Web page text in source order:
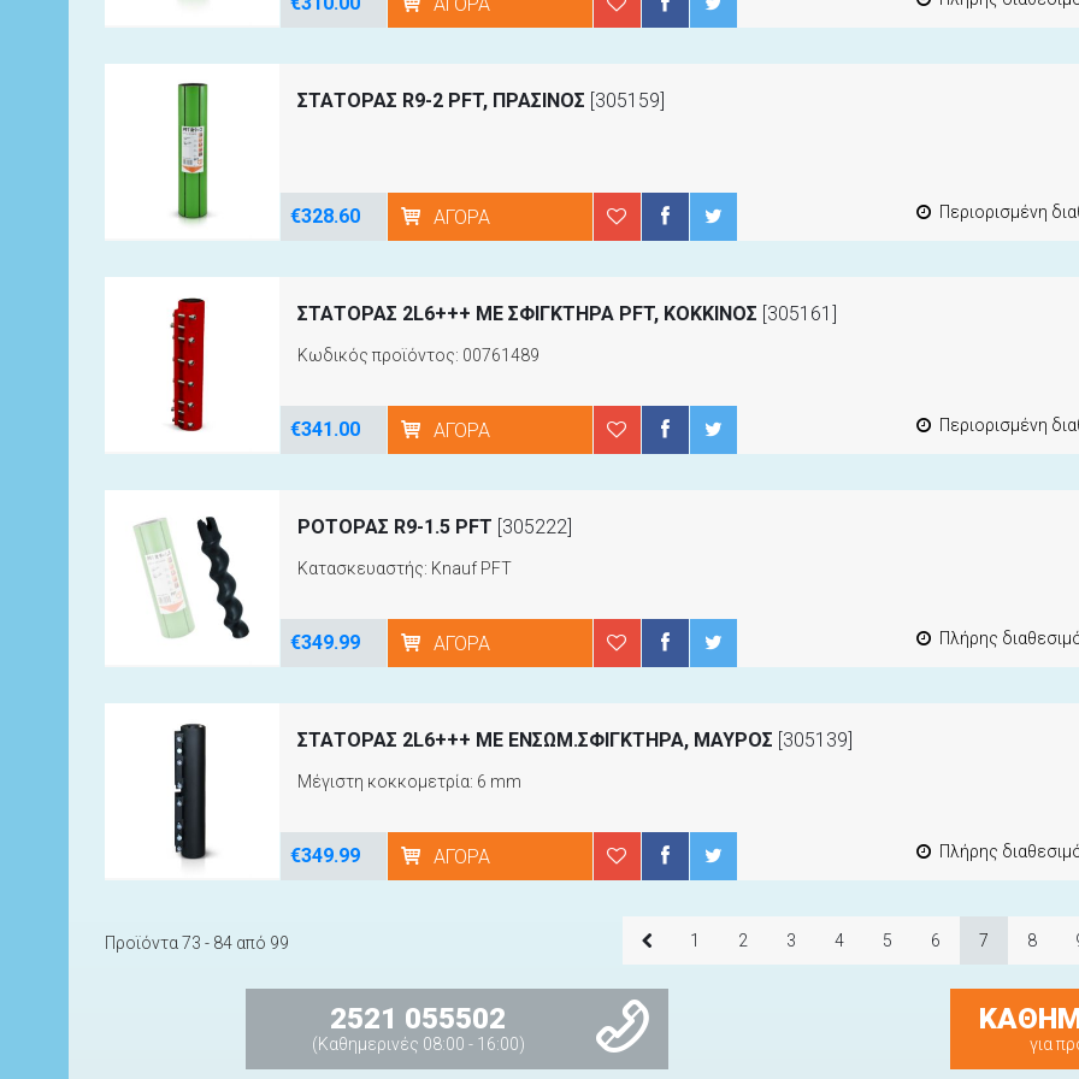
ΣΤΑΤΟΡΑΣ R9-2 PFT, ΠΡΑΣΙΝΟΣ [305159]
€328.60 ΑΓΟΡΆ Περιορισμένη
ΣΤΑΤΟΡΑΣ 2L6+++ ΜΕ ΣΦΙΓΚΤΗΡΑ PFT, ΚΟΚΚΙΝΟΣ [305161]
Κωδικός προϊόντος: 00761489
€341.00 ΑΓΟΡΆ Περιορισμένη
ΡΟΤΟΡΑΣ R9-1.5 PFT [305222]
Κατασκευαστής: Knauf PFT
€349.99 ΑΓΟΡΆ Πλήρης
ΣΤΑΤΟΡΑΣ 2L6+++ ΜΕ ΕΝΣΩΜ.ΣΦΙΓΚΤΗΡΑ, ΜΑΥΡΟΣ [305139]
Μέγιστη κοκκομετρία: 6 mm
€349.99 ΑΓΟΡΆ Πλήρης
Προϊόντα 73 - 84 από 99 1 2 3 4 5 6 7 8
2521 055502
(Καθημερινές 08:00 - 16:00) για